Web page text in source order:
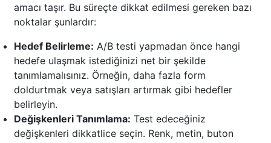
amacı taşır. Bu süreçte dikkat edilmesi gereken bazı
noktalar şunlardır:
Hedef Belirleme: A/B testi yapmadan önce hangi
hedefe ulaşmak istediğinizi net bir şekilde
tanımlamalısınız. Örneğin, daha fazla form
doldurtmak veya satışları artırmak gibi hedefler
belirleyin.
Değişkenleri Tanımlama: Test edeceğiniz
değişkenleri dikkatlice seçin. Renk, metin, buton